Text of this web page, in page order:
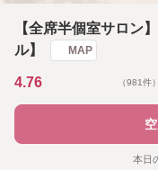
【全席半個室サロン
ル】
MAP
4.76 （981件）
本日